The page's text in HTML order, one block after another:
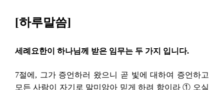
[하루말씀]
세례요한이 하나님께 받은 임무는 두 가지 입니다.
7절에, 그가 증언하러 왔으니 곧 빛에 대하여 증언하고
모든 사람이 자기로 말미암아 믿게 하려 함이라 ① 오실